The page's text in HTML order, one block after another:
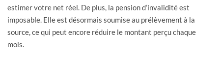
estimer votre net réel. De plus, la pension d’invalidité est
imposable. Elle est désormais soumise au prélèvement à la
source, ce qui peut encore réduire le montant perçu chaque
mois.